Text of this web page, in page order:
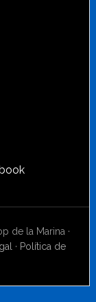
de la Marina ·
· Política de